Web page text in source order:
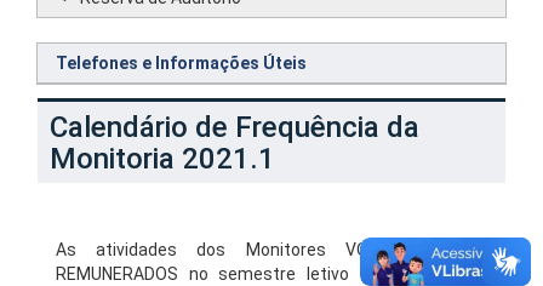
Telefones e Informações Úteis
Calendário de Frequência da
Monitoria 2021.1
As atividades dos Monitores VOLUNTÁRIOS e
REMUNERADOS no semestre letivo de 2021.1 com